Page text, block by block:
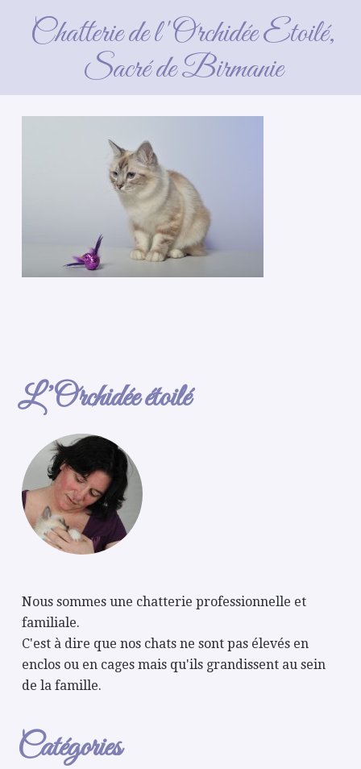
Chatterie de l'Orchidée Etoilé,
Sacré de Birmanie
L’Orchidée étoilé
Nous sommes une chatterie professionnelle et
familiale.
C'est à dire que nos chats ne sont pas élevés en
enclos ou en cages mais qu'ils grandissent au sein
de la famille.
Catégories